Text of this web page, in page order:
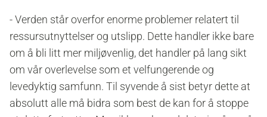
- Verden står overfor enorme problemer relatert til
ressursutnyttelser og utslipp. Dette handler ikke bare
om å bli litt mer miljøvenlig, det handler på lang sikt
om vår overlevelse som et velfungerende og
levedyktig samfunn. Til syvende å sist betyr dette at
absolutt alle må bidra som best de kan for å stoppe